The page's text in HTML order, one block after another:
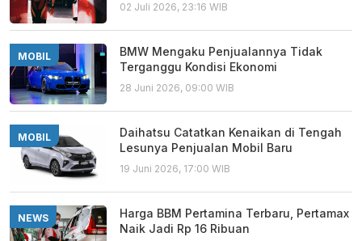
02 Juli 2026, 23:16 WIB
MOBIL
BMW Mengaku Penjualannya Tidak
Terganggu Kondisi Ekonomi
28 Juni 2026, 09:00 WIB
MOBIL
Daihatsu Catatkan Kenaikan di Tengah
Lesunya Penjualan Mobil Baru
19 Juni 2026, 17:00 WIB
NEWS
Harga BBM Pertamina Terbaru, Pertamax
Naik Jadi Rp 16 Ribuan